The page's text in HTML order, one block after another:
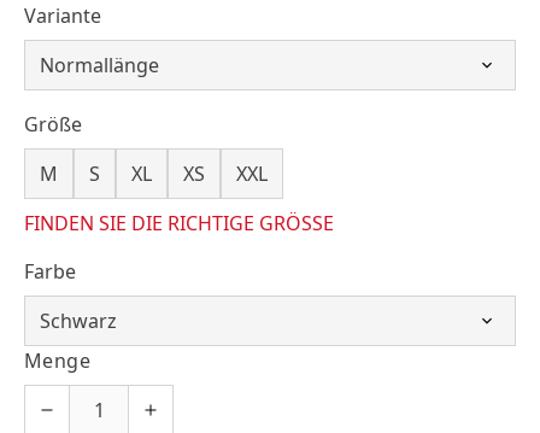
Variante
Größe
M
S XL XS
XXL
FINDEN SIE DIE RICHTIGE GRÖSSE
Farbe
Menge